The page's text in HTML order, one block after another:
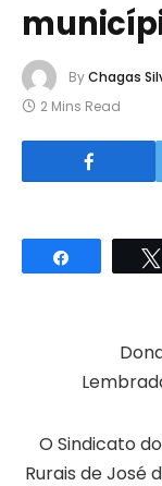
ByChagas
2 Mins Read
O Sindicato
Rurais de José